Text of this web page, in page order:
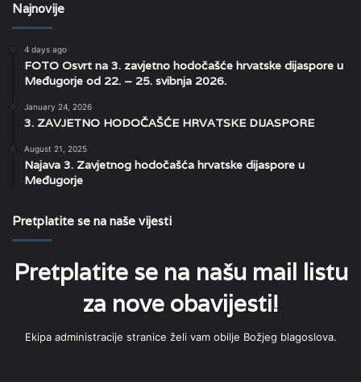
Najnovije
4 days ago
FOTO Osvrt na 3. zavjetno hodočašće hrvatske dijaspore u
Međugorje od 22. – 25. svibnja 2026.
January 24, 2026
3. ZAVJETNO HODOČAŠĆE HRVATSKE DIJASPORE
August 21, 2025
Najava 3. Zavjetnog hodočašća hrvatske dijaspore u
Međugorje
Pretplatite se na naše vijesti
Pretplatite se na našu mail listu
za nove obavijesti!
Ekipa administracije stranice želi vam obilje Božjeg blagoslova.